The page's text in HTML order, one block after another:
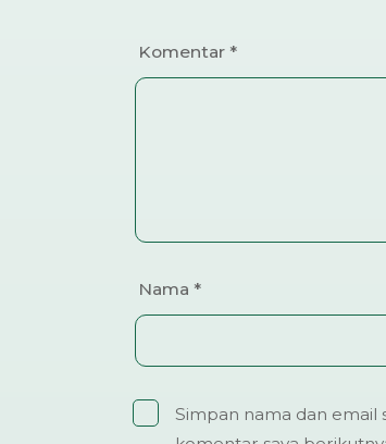
Komentar *
Nama *
Simpan nama dan email